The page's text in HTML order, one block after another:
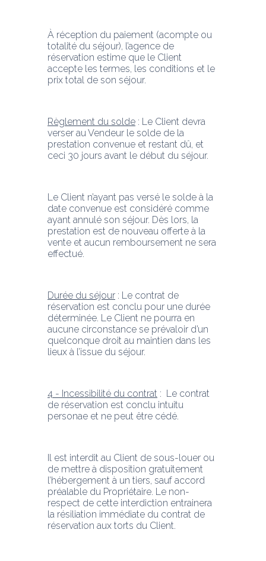
À réception du paiement (acompte ou
totalité du séjour), l’agence de
réservation estime que le Client
accepte les termes, les conditions et le
prix total de son séjour.
Règlement du solde : Le Client devra
verser au Vendeur le solde de la
prestation convenue et restant dû, et
ceci 30 jours avant le début du séjour.
Le Client n’ayant pas versé le solde à la
date convenue est considéré comme
ayant annulé son séjour. Dès lors, la
prestation est de nouveau offerte à la
vente et aucun remboursement ne sera
effectué.
Durée du séjour : Le contrat de
réservation est conclu pour une durée
déterminée. Le Client ne pourra en
aucune circonstance se prévaloir d’un
quelconque droit au maintien dans les
lieux à l’issue du séjour.
4 - Incessibilité du contrat :  Le contrat
de réservation est conclu intuitu
personae et ne peut être cédé.
Il est interdit au Client de sous-louer ou
de mettre à disposition gratuitement
l’hébergement à un tiers, sauf accord
préalable du Propriétaire. Le non-
respect de cette interdiction entrainera
la résiliation immédiate du contrat de
réservation aux torts du Client.